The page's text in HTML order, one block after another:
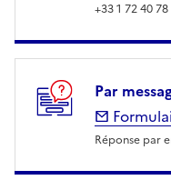
+33 1 72 40
Par
Réponse par